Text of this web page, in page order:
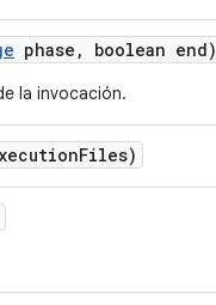
phase , boolean end)
la invocación.
Files)